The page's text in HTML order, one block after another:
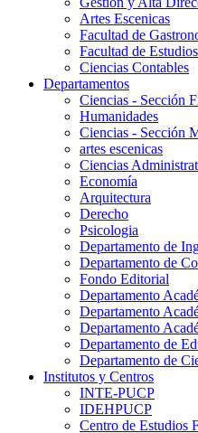
Artes Escenicas
Facultad de
Facultad de
Ciencias Contables
Departamentos
Ciencias - Sección
Humanidades
Ciencias - Sección
artes escenicas
Ciencias
Economía
Arquitectura
Derecho
Psicologia
Departamento de
Departamento de
Fondo Editorial
Departamento
Departamento
Departamento
Departamento de
Departamento de
Institutos y Centros
INTE-PUCP
IDEHPUCP
Centro de Estudios